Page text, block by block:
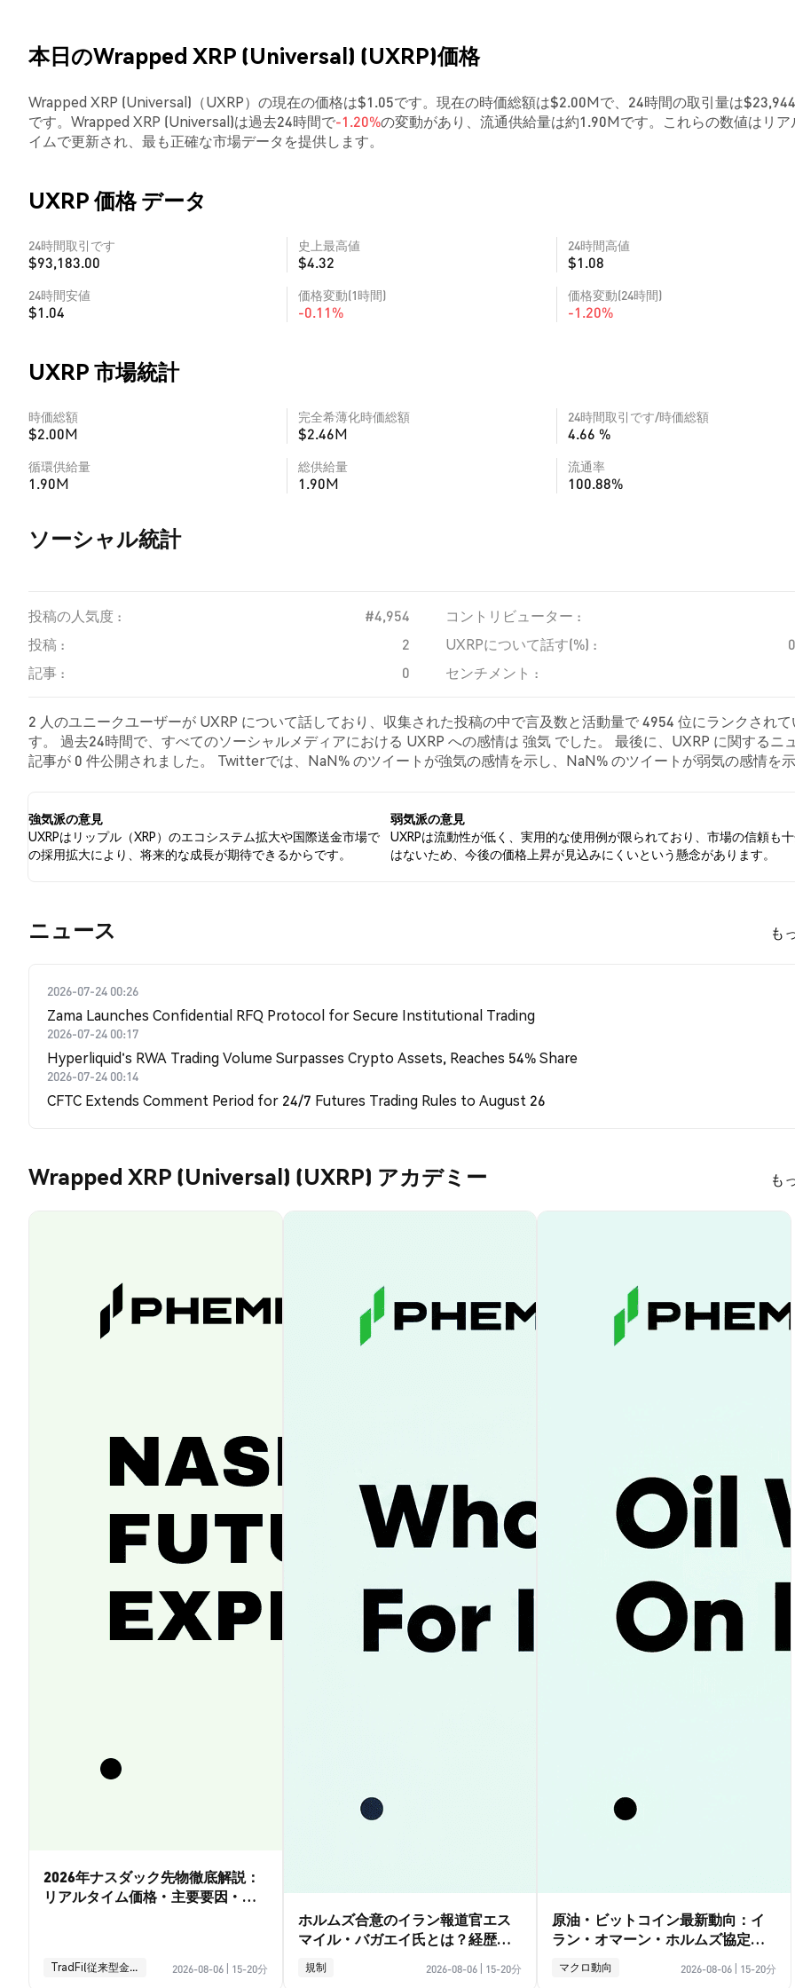
本日のWrapped XRP (Universal) (UXRP)価格
Wrapped XRP (Universal)（UXRP）の現在の価格は$1.05です。現在の時価総額は$2.00Mで、24時間の取引量は
です。Wrapped XRP (Universal)は過去24時間で-1.20%の変動があり、流通供給量は約1.90Mです。これらの数値はリア
イムで更新され、最も正確な市場データを提供します。
UXRP 価格 データ
24時間取引です
$93,183.00
史上最高値
$4.32
24時間高値
$1.08
24時間安値
$1.04
価格変動(1時間)
-0.11%
価格変動(24時間)
-1.20%
UXRP 市場統計
時価総額
$2.00M
完全希薄化時価総額
$2.46M
24時間取引です/時価総額
4.66 %
循環供給量
1.90M
総供給量
1.90M
流通率
100.88%
ソーシャル統計
投稿の人気度 : #4,954 コントリビューター :
投稿 :
2 UXRPについて話す(%) :
記事 :
0 センチメント :
2 人のユニークユーザーが UXRP について話しており、収集された投稿の中で言及数と活動量で 4954 位にランクされて
す。 過去24時間で、すべてのソーシャルメディアにおける UXRP への感情は 強気 でした。 最後に、UXRP に関するニ
記事が 0 件公開されました。 Twitterでは、NaN% のツイートが強気の感情を示し、NaN% のツイートが弱気の感情を
強気派の意見
UXRPはリップル（XRP）のエコシステム拡大や国際送金市場で
の採用拡大により、将来的な成長が期待できるからです。
弱気派の意見
UXRPは流動性が低く、実用的な使用例が限られており、市場の信頼も
はないため、今後の価格上昇が見込みにくいという懸念があります。
​​ニュース​​ も
2026-07-24 00:26
Zama Launches Confidential RFQ Protocol for Secure Institutional Trading
2026-07-24 00:17
Hyperliquid's RWA Trading Volume Surpasses Crypto Assets, Reaches 54% Share
2026-07-24 00:14
CFTC Extends Comment Period for 24/7 Futures Trading Rules to August 26
Wrapped XRP (Universal) (UXRP) アカデミー も
2026年ナスダック先物徹底解説：
リアルタイム価格・主要要因・取
TradFi(従来型金融) 2026-08-06 15-20分
ホルムズ合意のイラン報道官エス
マイル・バガエイ氏とは？経歴ガ
イド
規制 2026-08-06 15-20分
原油・ビットコイン最新動向：イ
ラン・オマーン・ホルムズ協定の
影響徹底解説
マクロ動向 2026-08-06 15-20分